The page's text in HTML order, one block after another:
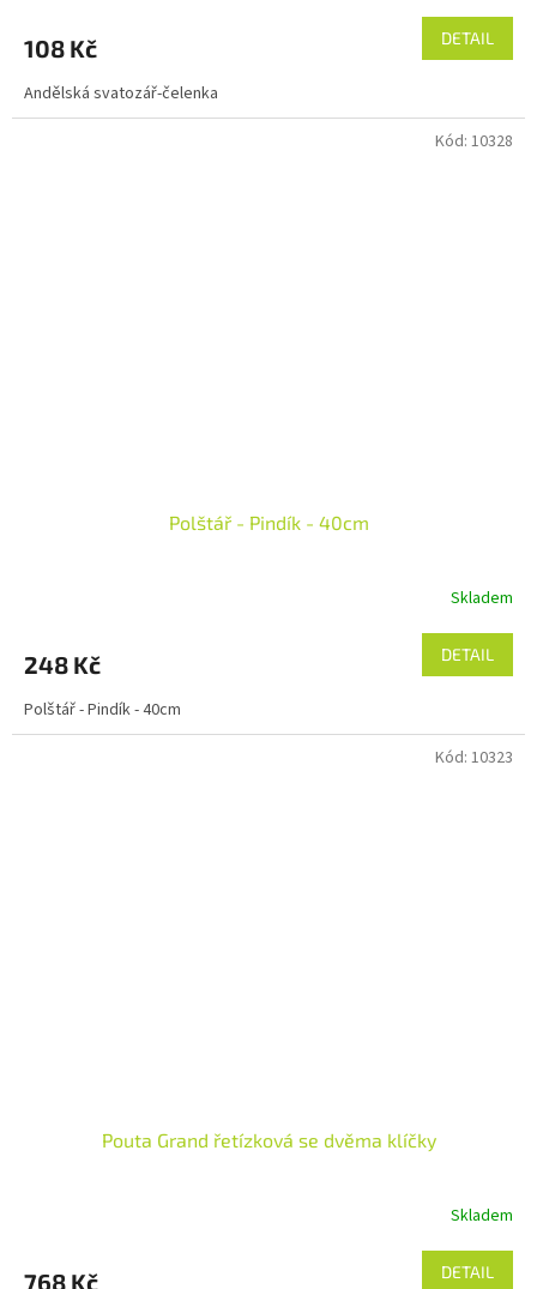
108 Kč DETAIL
Andělská svatozář-čelenka
Polštář - Pindík - 40cm
Skladem
248 Kč DETAIL
Polštář - Pindík - 40cm
Kód: 10328
Pouta Grand řetízková se dvěma klíčky
Skladem
768 Kč DETAIL
Kód: 10323